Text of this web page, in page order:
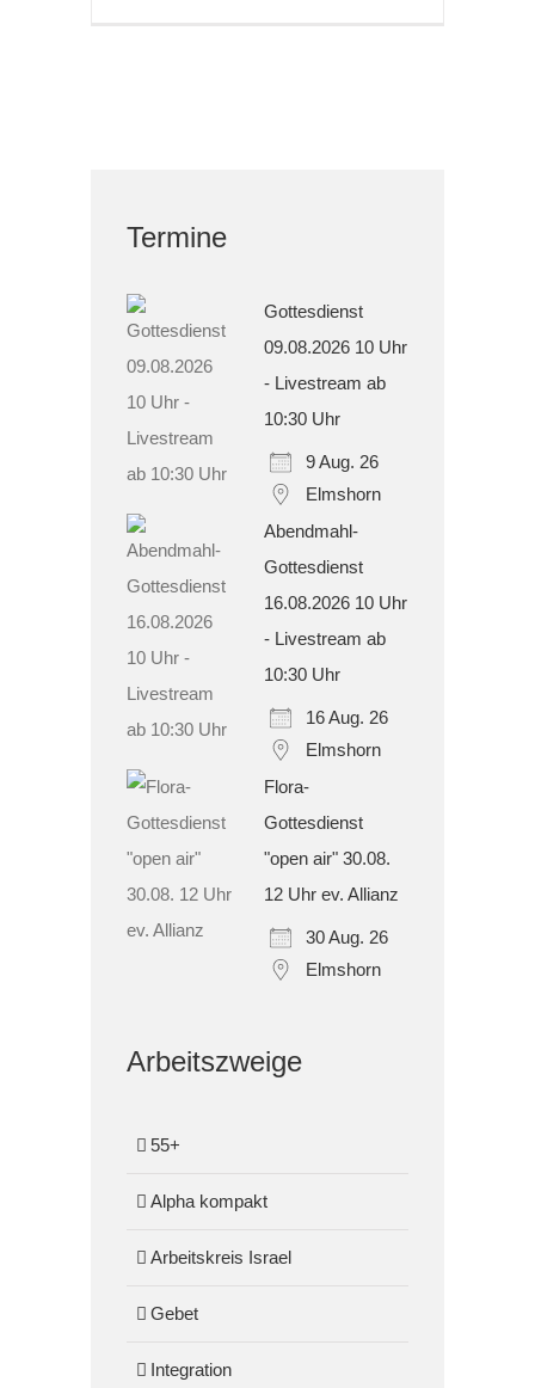
Termine
Gottesdienst
09.08.2026 10 Uhr
- Livestream ab
10:30 Uhr
9 Aug. 26
Elmshorn
Abendmahl-
Gottesdienst
16.08.2026 10 Uhr
- Livestream ab
10:30 Uhr
16 Aug. 26
Elmshorn
Flora-
Gottesdienst
"open air" 30.08.
12 Uhr ev. Allianz
30 Aug. 26
Elmshorn
Arbeitszweige
55+
Alpha kompakt
Arbeitskreis Israel
Gebet
Integration